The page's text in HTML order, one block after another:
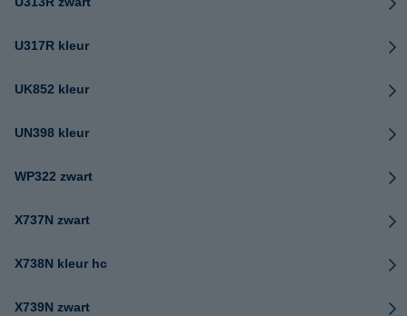
U317R kleur
UK852 kleur
UN398 kleur
WP322 zwart
X737N zwart
X738N kleur hc
X739N zwart